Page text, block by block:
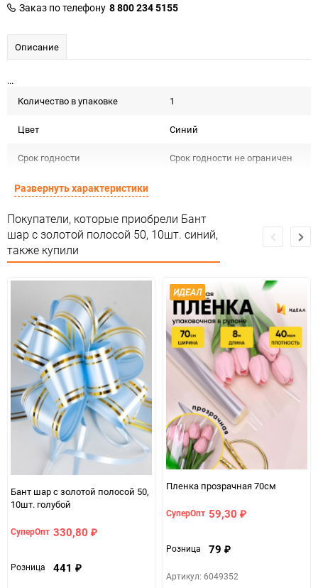
Заказ по телефону 8 800 234 5155
Описание
...
Количество в упаковке
1
Цвет Синий
Срок годности Срок годности не ограничен
Предназначение товара
Сертификация Не подлежит сертификации
Особые условия Особых условий не требует
Количество в коробке 200
Единица измерения упак
Развернуть характеристики
Покупатели, которые приобрели Бант
шар с золотой полосой 50, 10шт. синий,
также купили
Бант шар с золотой полосой 50,
10шт. голубой
СуперОпт 330,80 ₽
Розница 441 ₽
ИДЕАЛ
Пленка прозрачная 70см
СуперОпт 59,30 ₽
Розница 79 ₽
Артикул: 6049352